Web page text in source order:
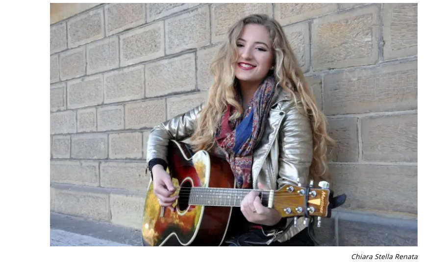
Chiara Stella Renata